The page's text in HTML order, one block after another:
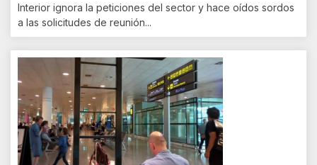
Interior ignora la peticiones del sector y hace oídos sordos
a las solicitudes de reunión...